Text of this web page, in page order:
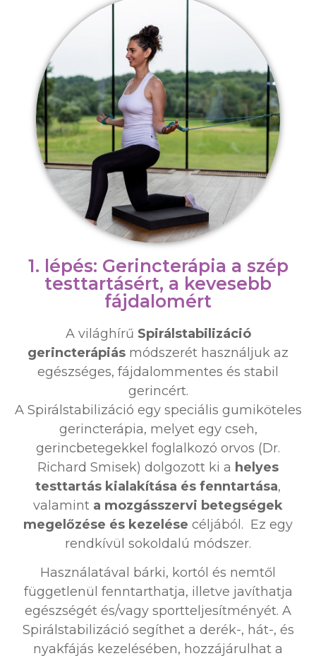
1. lépés: Gerincterápia a szép
testtartásért, a kevesebb
fájdalomért
A világhírű Spirálstabilizáció
gerincterápiás módszerét használjuk az
egészséges, fájdalommentes és stabil
gerincért.
A Spirálstabilizáció egy speciális gumiköteles
gerincterápia, melyet egy cseh,
gerincbetegekkel foglalkozó orvos (Dr.
Richard Smisek) dolgozott ki a helyes
testtartás kialakítása és fenntartása,
valamint a mozgásszervi betegségek
megelőzése és kezelése céljából. Ez egy
rendkívül sokoldalú módszer.
Használatával bárki, kortól és nemtől
függetlenül fenntarthatja, illetve javíthatja
egészségét és/vagy sportteljesítményét. A
Spirálstabilizáció segíthet a derék-, hát-, és
nyakfájás kezelésében, hozzájárulhat a